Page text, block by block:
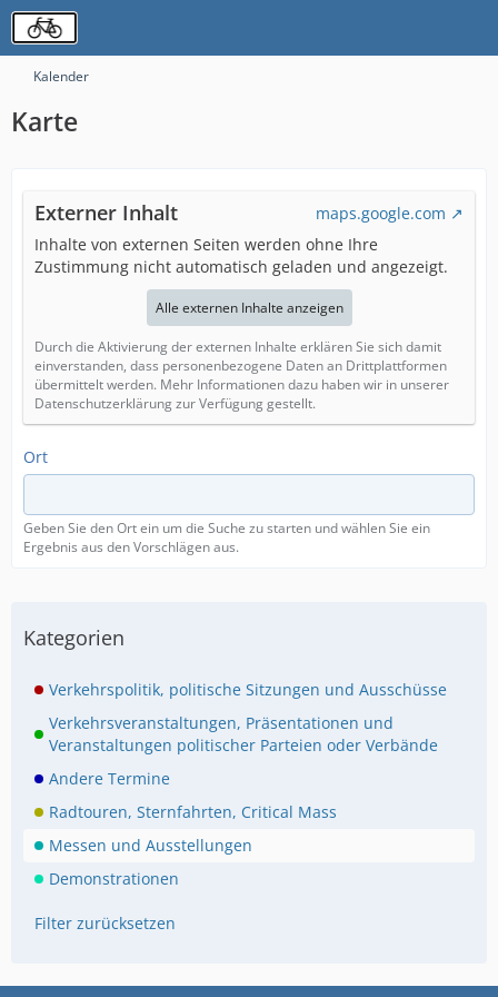
Kalender
Karte
Externer Inhalt
maps.google.com
Inhalte von externen Seiten werden ohne Ihre
Zustimmung nicht automatisch geladen und angezeigt.
Alle externen Inhalte anzeigen
Durch die Aktivierung der externen Inhalte erklären Sie sich damit
einverstanden, dass personenbezogene Daten an Drittplattformen
übermittelt werden. Mehr Informationen dazu haben wir in unserer
Datenschutzerklärung zur Verfügung gestellt.
Ort
Geben Sie den Ort ein um die Suche zu starten und wählen Sie ein
Ergebnis aus den Vorschlägen aus.
Kategorien
Verkehrspolitik, politische Sitzungen und Ausschüsse
Verkehrsveranstaltungen, Präsentationen und
Veranstaltungen politischer Parteien oder Verbände
Andere Termine
Radtouren, Sternfahrten, Critical Mass
Messen und Ausstellungen
Demonstrationen
Filter zurücksetzen